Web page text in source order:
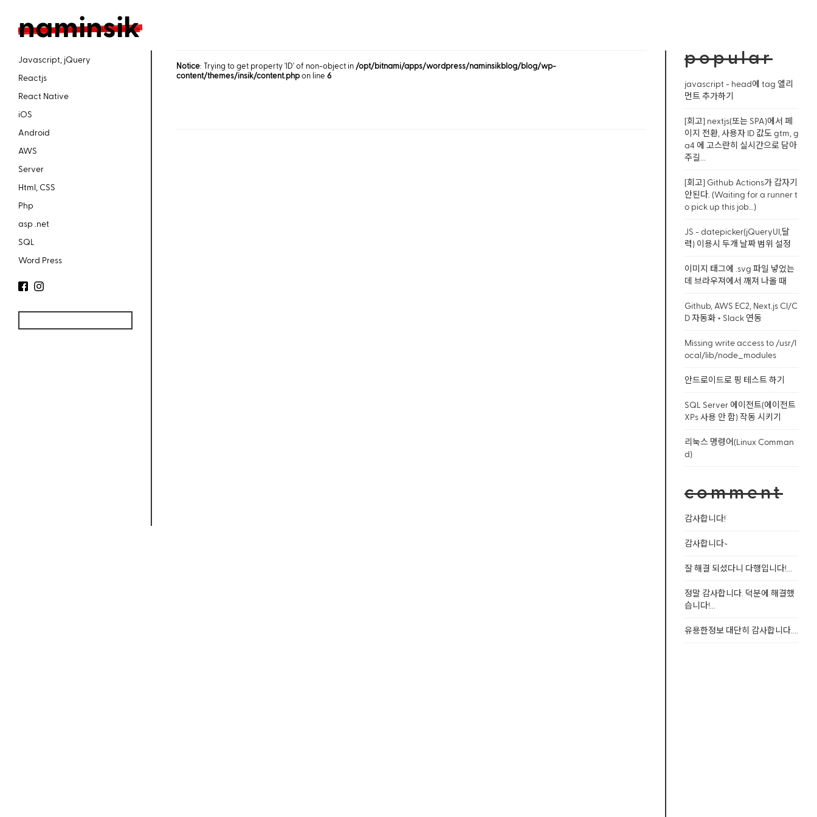
naminsik
Javascript, jQuery
Reactjs
React Native
iOS
Android
AWS
Server
Html, CSS
Php
asp .net
SQL
Word Press
Notice: Trying to get property 'ID' of non-object in /opt/bitnami/apps/wordpress/naminsikblog/blog/wp-
content/themes/insik/content.php on line 6
popular
javascript - head에 tag 엘리
먼트 추가하기
[회고] nextjs(또는 SPA)에서 페
이지 전환, 사용자 ID 값도 gtm, g
a4 에 고스란히 실시간으로 담아
주길...
[회고] Github Actions가 갑자기
안된다. (Waiting for a runner t
o pick up this job…)
JS - datepicker(jQueryUI,달
력) 이용시 두개 날짜 범위 설정
이미지 태그에 .svg 파일 넣었는
데 브라우져에서 깨져 나올 때
Github, AWS EC2, Next.js CI/C
D 자동화 + Slack 연동
Missing write access to /usr/l
ocal/lib/node_modules
안드로이드로 핑 테스트 하기
SQL Server 에이전트(에이전트
XPs 사용 안 함) 작동 시키기
리눅스 명령어(Linux Comman
d)
comment
감사합니다!
감사합니다~
잘 해결 되셨다니 다행입니다!...
정말 감사합니다. 덕분에 해결했
습니다!...
유용한정보 대단히 감사합니다....